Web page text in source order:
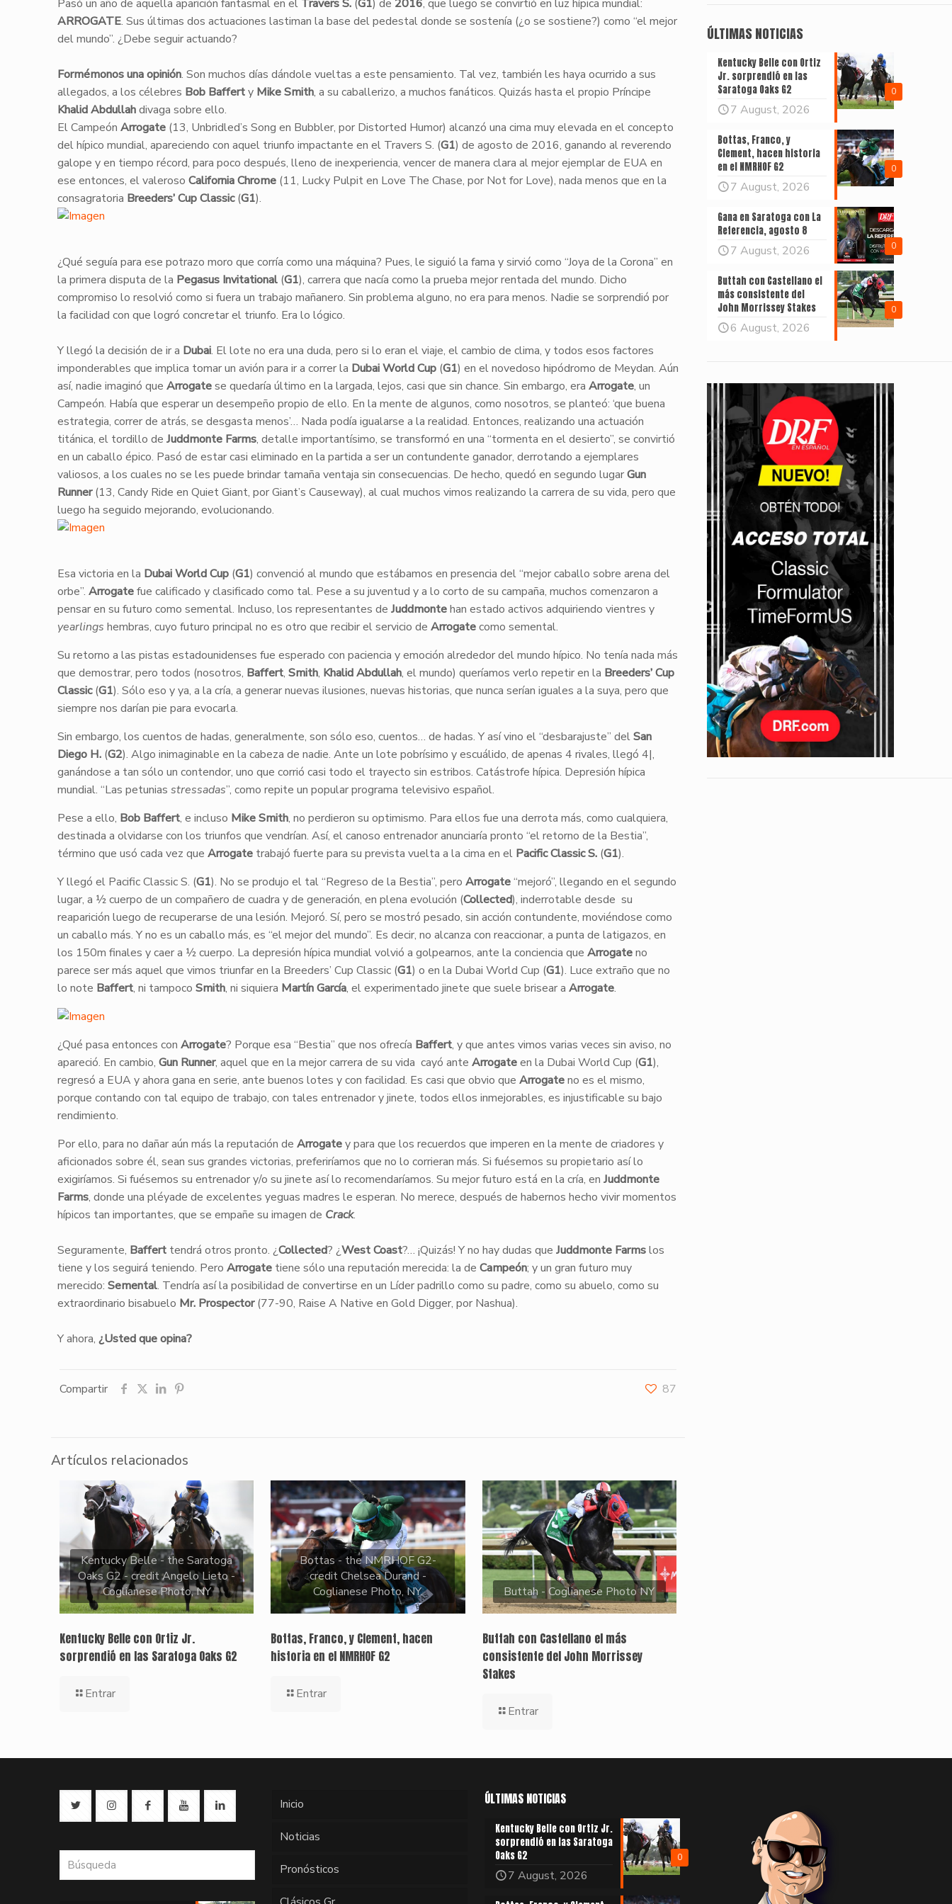
​​Pasó un año de aquella aparición fantasmal en el Travers S.(G1) de 2016, que luego se convirtió en luz hípica mundial:
ARROGATE. Sus últimas dos actuaciones lastiman la base del pedestal donde se sostenía (¿o se sostiene?) como “el mejor
del mundo”. ¿Debe seguir actuando?
Formémonos una opinión. Son muchos días dándole vueltas a este pensamiento. Tal vez, también les haya ocurrido a sus
allegados, a los célebres Bob Bafferty Mike Smith, a su caballerizo, a muchos fanáticos. Quizás hasta el propio Príncipe
Khalid Abdullahdivaga sobre ello.
​El Campeón Arrogate(13, Unbridled’s Song en Bubbler, por Distorted Humor) alcanzó una cima muy elevada en el concepto
del hípico mundial, apareciendo con aquel triunfo impactante en el Travers S. (G1) de agosto de 2016, ganando al reverendo
galope y en tiempo récord, para poco después, lleno de inexperiencia, vencer de manera clara al mejor ejemplar de EUA en
ese entonces, el valeroso California Chrome(11, Lucky Pulpit en Love The Chase, por Not for Love), nada menos que en la
consagratoria Breeders’ Cup Classic(G1).
¿Qué seguía para ese potrazo moro que corría como una máquina? Pues, le siguió la fama y sirvió como “Joya de la Corona” en
la primera disputa de la Pegasus Invitational(G1), carrera que nacía como la prueba mejor rentada del mundo. Dicho
compromiso lo resolvió como si fuera un trabajo mañanero. Sin problema alguno, no era para menos. Nadie se sorprendió por
la facilidad con que logró concretar el triunfo. Era lo lógico.
Y llegó la decisión de ir a Dubai. El lote no era una duda, pero si lo eran el viaje, el cambio de clima, y todos esos factores
imponderables que implica tomar un avión para ir a correr la Dubai World Cup(G1) en el novedoso hipódromo de Meydan. Aún
así, nadie imaginó que Arrogatese quedaría último en la largada, lejos, casi que sin chance. Sin embargo, era Arrogate, un
Campeón. Había que esperar un desempeño propio de ello. En la mente de algunos, como nosotros, se planteó: ‘que buena
estrategia, correr de atrás, se desgasta menos’… Nada podía igualarse a la realidad. Entonces, realizando una actuación
titánica, el tordillo de Juddmonte Farms, detalle importantísimo, se transformó en una “tormenta en el desierto”, se convirtió
en un caballo épico. Pasó de estar casi eliminado en la partida a ser un contundente ganador, derrotando a ejemplares
valiosos, a los cuales no se les puede brindar tamaña ventaja sin consecuencias. De hecho, quedó en segundo lugarGun
Runner(13, Candy Ride en Quiet Giant, por Giant’s Causeway), al cual muchos vimos realizando la carrera de su vida, pero que
luego ha seguido mejorando, evolucionando.
​Esa victoria en la Dubai World Cup(G1) convenció al mundo que estábamos en presencia del “mejor caballo sobre arena del
orbe”. Arrogatefue calificado y clasificado como tal. Pese a su juventud y a lo corto de su campaña, muchos comenzaron a
pensar en su futuro como semental. Incluso, los representantes de Juddmontehan estado activos adquiriendo vientres y
yearlings hembras, cuyo futuro principal no es otro que recibir el servicio de Arrogatecomo semental.
Su retorno a las pistas estadounidenses fue esperado con paciencia y emoción alrededor del mundo hípico. No tenía nada más
que demostrar, pero todos (nosotros, Baffert, Smith, KhalidAbdullah, el mundo) queríamos verlo repetir en la Breeders’ Cup
Classic(G1). Sólo eso y ya, a la cría, a generar nuevas ilusiones, nuevas historias, que nunca serían iguales a la suya, pero que
siempre nos darían pie para evocarla.
Sin embargo, los cuentos de hadas, generalmente, son sólo eso, cuentos… de hadas. Y así vino el “desbarajuste” delSan
Diego H.(G2). Algo inimaginable en la cabeza de nadie. Ante un lote pobrísimo y escuálido, de apenas 4 rivales, llegó 4|,
ganándose a tan sólo un contendor, uno que corrió casi todo el trayecto sin estribos. Catástrofe hípica. Depresión hípica
mundial. “Las petunias stressadas”, como repite un popular programa televisivo español.
Pese a ello, Bob Baffert, e incluso Mike Smith, no perdieron su optimismo. Para ellos fue una derrota más, como cualquiera,
destinada a olvidarse con los triunfos que vendrían. Así, el canoso entrenador anunciaría pronto “el retorno de la Bestia”,
término que usó cada vez que Arrogatetrabajó fuerte para su prevista vuelta a la cima en el Pacific Classic S.(G1).
Y llegó el Pacific Classic S. (G1). No se produjo el tal “Regreso de la Bestia”, pero Arrogate“mejoró”, llegando en el segundo
lugar, a ½ cuerpo de un compañero de cuadra y de generación, en plena evolución (Collected), inderrotable desde su
reaparición luego de recuperarse de una lesión. Mejoró. Sí, pero se mostró pesado, sin acción contundente, moviéndose como
un caballo más. Y no es un caballo más, es “el mejor del mundo”. Es decir, no alcanza con reaccionar, a punta de latigazos, en
los 150m finales y caer a ½ cuerpo. La depresión hípica mundial volvió a golpearnos, ante la conciencia que Arrogateno
parece ser más aquel que vimos triunfar en la Breeders’ Cup Classic (G1) o en la Dubai World Cup (G1). Luce extraño que no
lo note Baffert, ni tampoco Smith, ni siquiera Martín García, el experimentado jinete que suele brisear a Arrogate.
¿Qué pasa entonces con Arrogate? Porque esa “Bestia” que nos ofrecía Baffert, y que antes vimos varias veces sin aviso, no
apareció. En cambio, Gun Runner, aquel que en la mejor carrera de su vida cayó ante Arrogateen la Dubai World Cup (G1),
regresó a EUA y ahora gana en serie, ante buenos lotes y con facilidad. Es casi que obvio que Arrogateno es el mismo,
porque contando con tal equipo de trabajo, con tales entrenador y jinete, todos ellos inmejorables, es injustificable su bajo
rendimiento.
Por ello, para no dañar aún más la reputación de Arrogatey para que los recuerdos que imperen en la mente de criadores y
aficionados sobre él, sean sus grandes victorias, preferiríamos que no lo corrieran más. Si fuésemos su propietario así lo
exigiríamos. Si fuésemos su entrenador y/o su jinete así lo recomendaríamos. Su mejor futuro está en la cría, en Juddmonte
Farms, donde una pléyade de excelentes yeguas madres le esperan. No merece, después de habernos hecho vivir momentos
hípicos tan importantes, que se empañe su imagen de Crack.
Seguramente, Bafferttendrá otros pronto. ¿Collected? ¿West Coast?… ¡Quizás! Y no hay dudas que Juddmonte Farmslos
tiene y los seguirá teniendo. Pero Arrogatetiene sólo una reputación merecida: la de Campeón; y un gran futuro muy
merecido: Semental. Tendría así la posibilidad de convertirse en un Líder padrillo como su padre, como su abuelo, como su
extraordinario bisabuelo Mr. Prospector(77-90, Raise A Native en Gold Digger, por Nashua).
Y ahora, ¿Usted que opina?
Compartir 87
Artículos relacionados
Kentucky Belle - the Saratoga
Oaks G2 - credit Angelo Lieto -
Coglianese Photo, NY
Kentucky Belle con Ortiz Jr.
sorprendió en las Saratoga Oaks G2
Entrar
Bottas - the NMRHOF G2-
credit Chelsea Durand -
Coglianese Photo, NY.
Bottas, Franco, y Clement, hacen
historia en el NMRHOF G2
Entrar
Buttah - Coglianese Photo NY
Buttah con Castellano el más
consistente del John Morrissey
Stakes
Entrar
ÚLTIMAS NOTICIAS
0
Kentucky Belle con Ortiz
Jr. sorprendió en las
Saratoga Oaks G2
7 August, 2026
0
Bottas, Franco, y
Clement, hacen historia
en el NMRHOF G2
7 August, 2026
0
Gana en Saratoga con La
Referencia, agosto 8
7 August, 2026
0
Buttah con Castellano el
más consistente del
John Morrissey Stakes
6 August, 2026
Inicio
Noticias
Pronósticos
ÚLTIMAS NOTICIAS
0
Kentucky Belle con Ortiz Jr.
sorprendió en las Saratoga
Oaks G2
7 August, 2026